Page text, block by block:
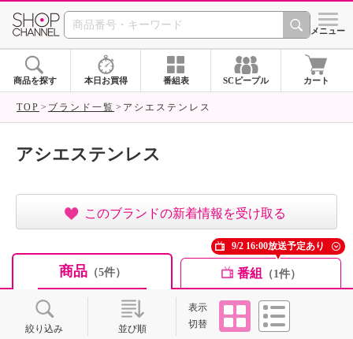
SHOP CHANNEL ショッ
メニュー
商品を探す 本日お買得 番組表 SCピープル カート
TOP ブランド一覧 アシエステンレス
アシエステンレス
このブランドの新着情報を受け取る
商品（5件） 番組 （1件）
9/2 16:00放送予定あり
絞り込み 並び順
表示
切替
タイル